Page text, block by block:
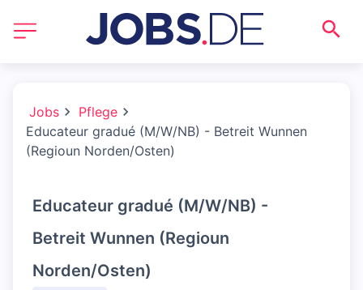
Jobs
Pflege
Educateur gradué (M/W/NB) - Betreit Wunnen
(Regioun Norden/Osten)
Educateur gradué (M/W/NB) -
Betreit Wunnen (Regioun
Norden/Osten)